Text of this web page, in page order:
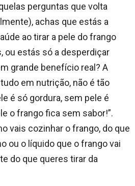
perguntas que volta
achas que estás a
ao tirar a pele do frango
ou estás só a desperdiçar
grande benefício real? A
em nutrição, não é tão
é só gordura, sem pele é
o frango fica sem sabor!”.
vais cozinhar o frango, do que
ou o líquido que o frango vai
do que queres tirar da